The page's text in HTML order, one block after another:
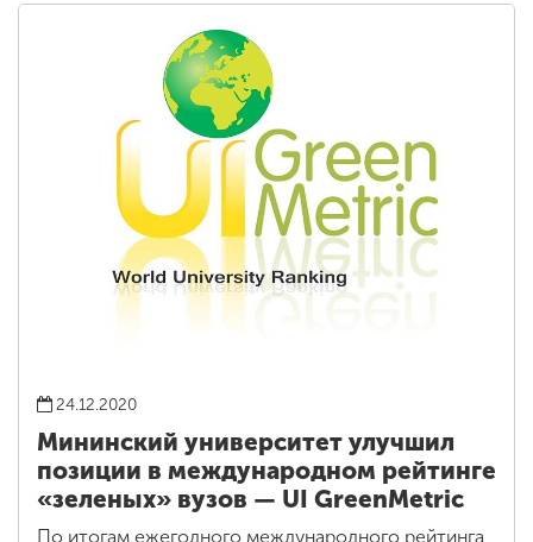
24.12.2020
Мининский университет улучшил
позиции в международном рейтинге
«зеленых» вузов — UI GreenMetric
По итогам ежегодного международного рейтинга